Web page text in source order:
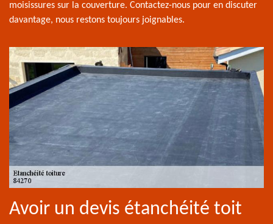
moisissures sur la couverture. Contactez-nous pour en discuter
davantage, nous restons toujours joignables.
Avoir un devis étanchéité toit